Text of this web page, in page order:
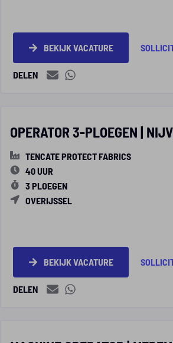
BEKIJK VACATURE
DELEN
OPERATOR 3-PLOEGEN |
TENCATE PROTECT FABRICS
40 UUR
3 PLOEGEN
OVERIJSSEL
BEKIJK VACATURE
DELEN